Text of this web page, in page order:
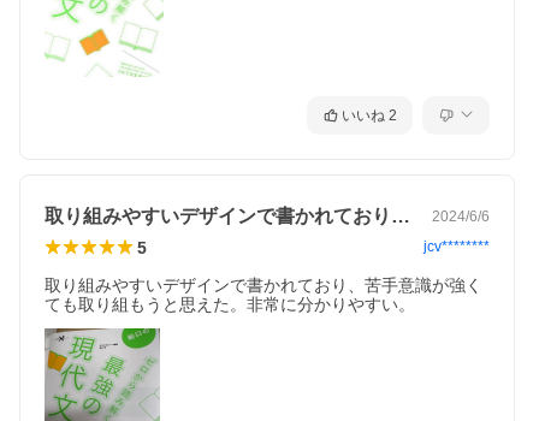
いいね 2
取り組みやすいデザインで書かれており、… 2024/6/6
5 jcv********
取り組みやすいデザインで書かれており、苦手意識が強く
ても取り組もうと思えた。非常に分かりやすい。